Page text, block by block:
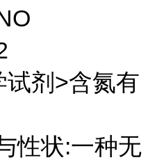
剂>含氮有
性状:一种无